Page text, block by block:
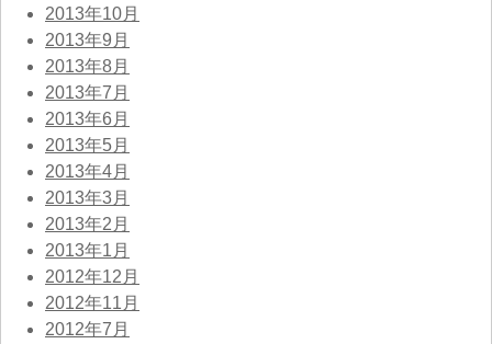
2013年10月
2013年9月
2013年8月
2013年7月
2013年6月
2013年5月
2013年4月
2013年3月
2013年2月
2013年1月
2012年12月
2012年11月
2012年7月